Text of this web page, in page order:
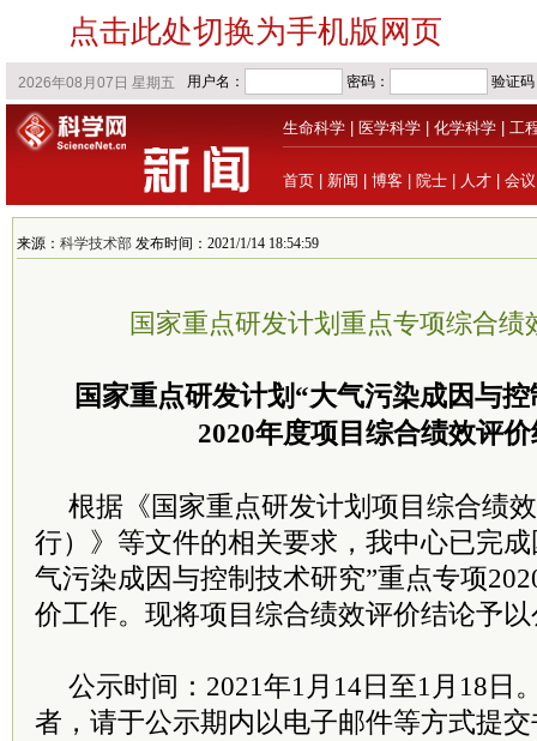
点击此处切换为手机版网页
生命科学 医学科学 化学科学 工
首页 新闻 博客 院士 人才 会议
来源： 科学技术部 发布时间：2021/1/14 18:54:59
国家重点研发计划重点专项综合绩
国家重点研发计划“大气污染成因与
2020年度项目综合绩效评
根据《国家重点研发计划项目综合绩
行）》等文件的相关要求，我中心已完
气污染成因与控制技术研究”重点专项
价工作。现将项目综合绩效评价结论予
公示时间：2021年1月14日至1月18日
者，请于公示期内以电子邮件等方式提